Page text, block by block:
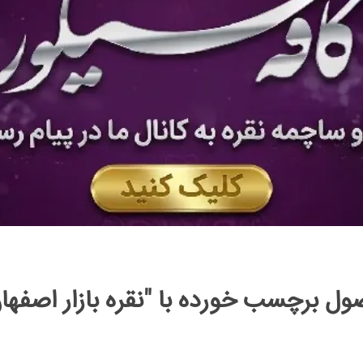
برچسب خورده با "نقره بازار